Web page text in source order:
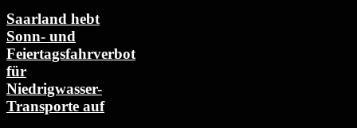
Saarland hebt
Sonn- und
Feiertagsfahrverbot
für
Niedrigwasser-
Transporte auf